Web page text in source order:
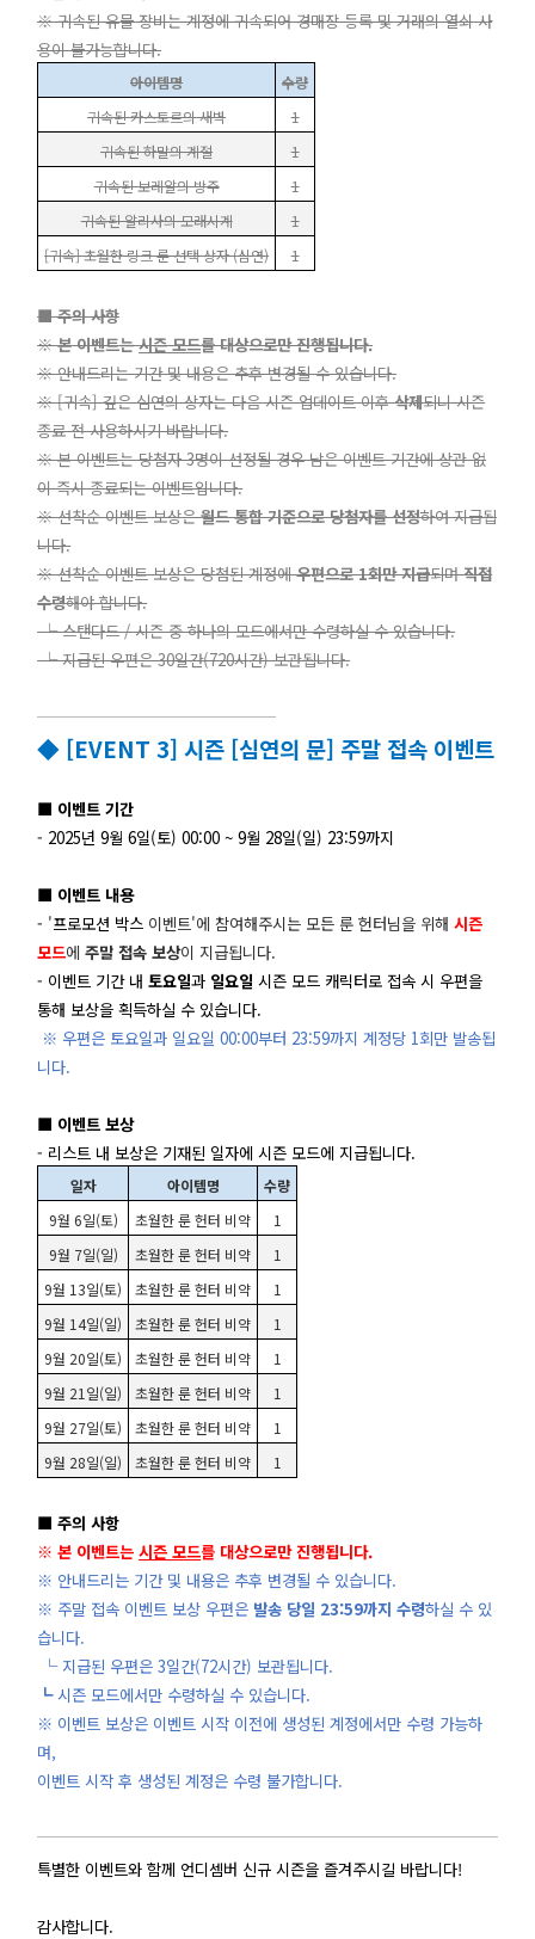
※귀속된 유물 장비는 계정에 귀속되어 경매장 등록 및 거래의 열쇠 사
용이 불가능합니다.
아이템명
수량
귀속된 카스토르의 새벽
1
귀속된 하말의 계절
1
귀속된 보레알의 방주
1
귀속된 알리사의 모래시계
1
[귀속] 초월한 링크 룬 선택 상자 (심연)
1
■ 주의 사항
※ 본 이벤트는시즌 모드를 대상으로만 진행됩니다.
※ 안내드리는 기간 및 내용은 추후 변경될 수 있습니다.
※ [귀속] 깊은 심연의 상자는 다음 시즌 업데이트 이후삭제되니 시즌
종료 전 사용하시기 바랍니다.
※ 본 이벤트는 당첨자 3명이 선정될 경우 남은 이벤트 기간에 상관 없
이 즉시 종료되는 이벤트입니다.
※선착순 이벤트 보상은월드 통합 기준으로 당첨자를 선정하여 지급됩
니다.
※ 선착순 이벤트 보상은 당첨된 계정에우편으로 1회만 지급되며직접
수령해야 합니다.
└ 스탠다드 / 시즌 중 하나의 모드에서만 수령하실 수 있습니다.
└ 지급된 우편은 30일간(720시간) 보관됩니다.
◆ [EVENT 3] 시즌 [심연의 문] 주말 접속 이벤트
■ 이벤트 기간
- 2025년 9월 6일(토) 00:00 ~ 9월 28일(일) 23:59까지
■ 이벤트 내용
- '프로모션 박스 이벤트'에 참여해주시는 모든 룬 헌터님을 위해시즌
모드에주말 접속 보상이 지급됩니다.
- 이벤트 기간 내토요일과 일요일시즌 모드 캐릭터로 접속 시 우편을
통해 보상을 획득하실 수 있습니다.
※ 우편은 토요일과 일요일 00:00부터 23:59까지 계정당 1회만 발송됩
니다.
■ 이벤트 보상
- 리스트 내 보상은 기재된 일자에 시즌 모드에 지급됩니다.
일자 아이템명
수량
9월 6일(토)
초월한 룬 헌터 비약
1
9월 7일(일)
초월한 룬 헌터 비약
1
9월 13일(토)
초월한 룬 헌터 비약
1
9월 14일(일)
초월한 룬 헌터 비약
1
9월 20일(토)
초월한 룬 헌터 비약
1
9월 21일(일)
초월한 룬 헌터 비약
1
9월 27일(토)
초월한 룬 헌터 비약
1
9월 28일(일)
초월한 룬 헌터 비약 1
■ 주의 사항
※ 본 이벤트는시즌 모드를 대상으로만 진행됩니다.
※ 안내드리는 기간 및 내용은 추후 변경될 수 있습니다.
※ 주말 접속 이벤트 보상 우편은 발송 당일 23:59까지 수령하실 수 있
습니다.
└ 지급된 우편은 3일간(72시간) 보관됩니다.
┗ 시즌 모드에서만 수령하실 수 있습니다.
※ 이벤트 보상은 이벤트 시작 이전에 생성된 계정에서만 수령 가능하
며,
이벤트 시작 후 생성된 계정은 수령 불가합니다.
특별한 이벤트와 함께 언디셈버 신규 시즌을 즐겨주시길 바랍니다!
감사합니다.